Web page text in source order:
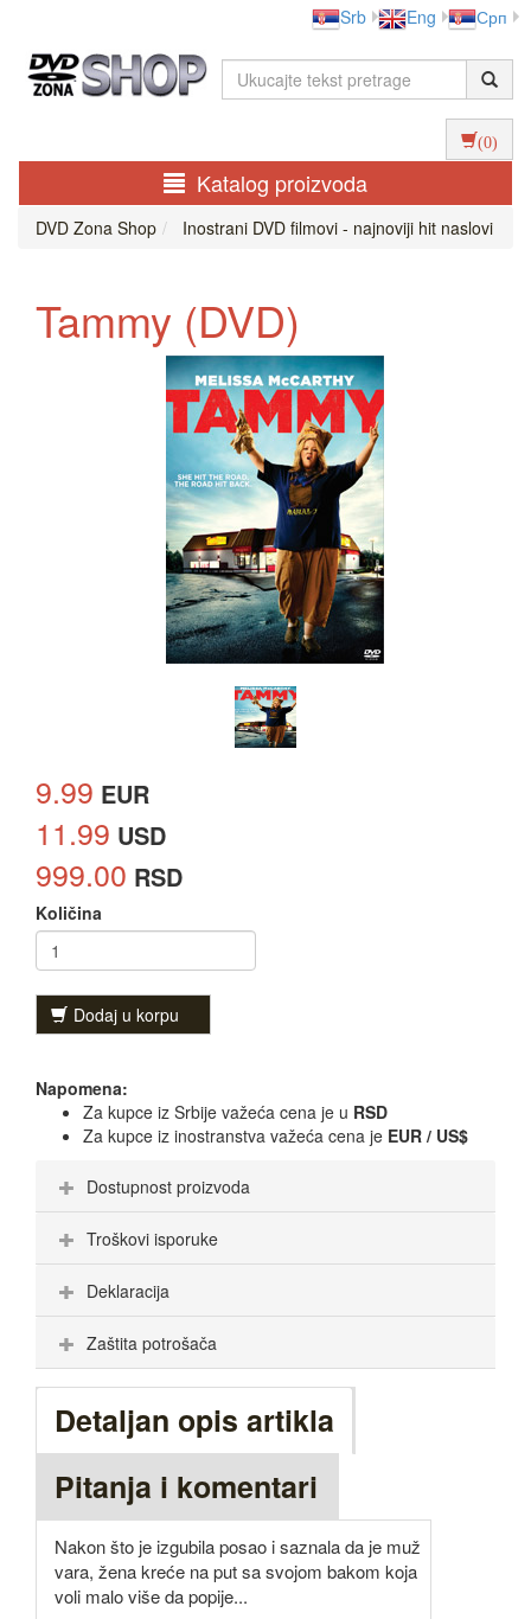
Srb Eng Срп
(0)
Katalog proizvoda
DVD Zona Shop Inostrani DVD filmovi - najnoviji hit naslovi
Tammy (DVD)
9.99 EUR
11.99 USD
999.00 RSD
Količina
Dodaj u korpu
Napomena:
Za kupce iz Srbije važeća cena je u RSD
Za kupce iz inostranstva važeća cena je EUR / US$
Dostupnost proizvoda
Troškovi isporuke
Deklaracija
Zaštita potrošača
Detaljan opis artikla
Pitanja i komentari
Nakon što je izgubila posao i saznala da je muž
vara, žena kreće na put sa svojom bakom koja
voli malo više da popije...